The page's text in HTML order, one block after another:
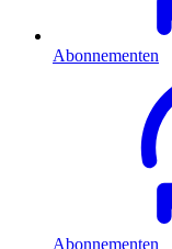
Abonnementen
Abonnementen